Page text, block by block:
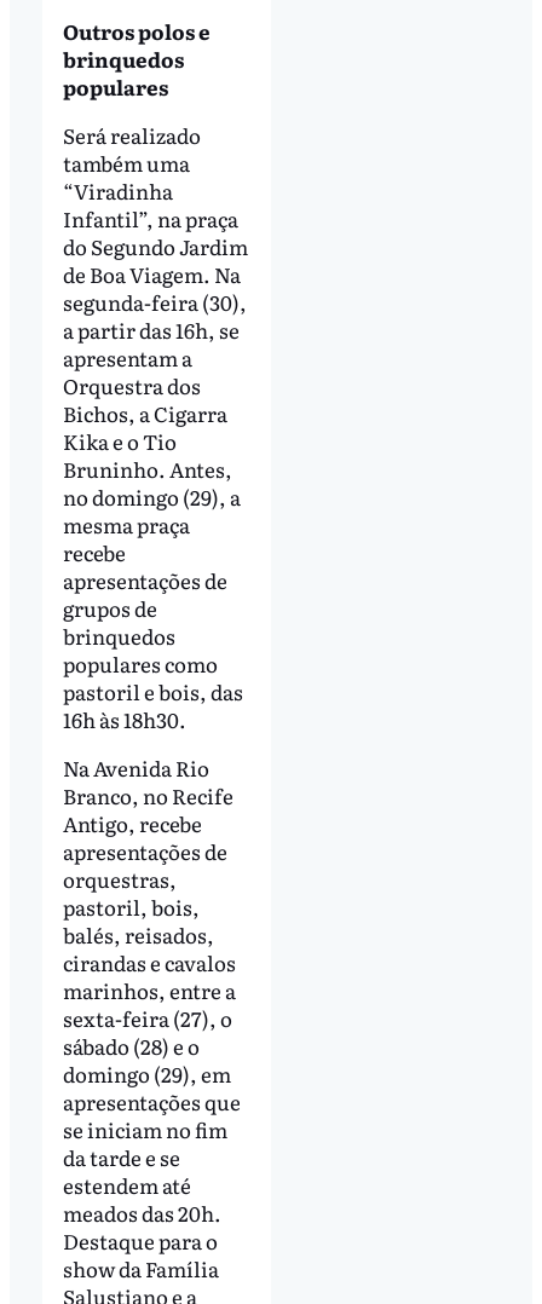
Outros polos e
brinquedos
populares
Será realizado
também uma
“Viradinha
Infantil”, na praça
do Segundo Jardim
de Boa Viagem. Na
segunda-feira (30),
a partir das 16h, se
apresentam a
Orquestra dos
Bichos, a Cigarra
Kika e o Tio
Bruninho. Antes,
no domingo (29), a
mesma praça
recebe
apresentações de
grupos de
brinquedos
populares como
pastoril e bois, das
16h às 18h30.
Na Avenida Rio
Branco, no Recife
Antigo, recebe
apresentações de
orquestras,
pastoril, bois,
balés, reisados,
cirandas e cavalos
marinhos, entre a
sexta-feira (27), o
sábado (28) e o
domingo (29), em
apresentações que
se iniciam no fim
da tarde e se
estendem até
meados das 20h.
Destaque para o
show da Família
Salustiano e a